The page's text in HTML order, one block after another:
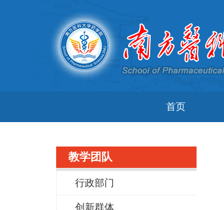
首页
教学团队
行政部门
创新群体